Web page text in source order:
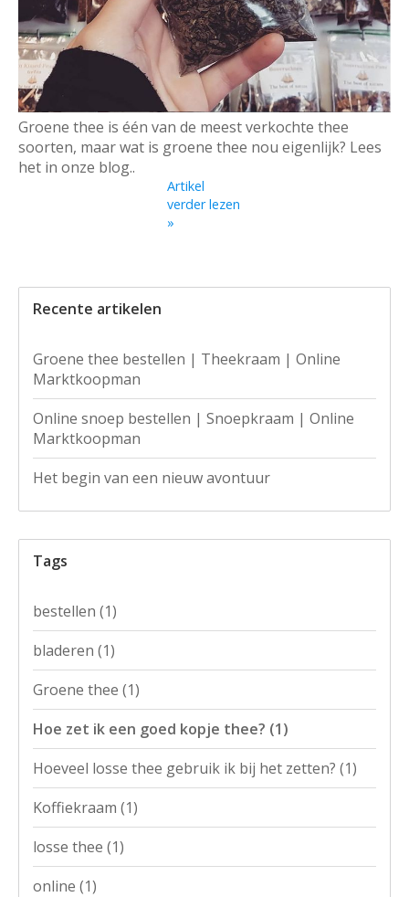
Groene thee is één van de meest verkochte thee
soorten, maar wat is groene thee nou eigenlijk? Lees
het in onze blog..
Artikel
verder lezen
»
Recente artikelen
Groene thee bestellen | Theekraam | Online
Marktkoopman
Online snoep bestellen | Snoepkraam | Online
Marktkoopman
Het begin van een nieuw avontuur
Tags
bestellen (1)
bladeren (1)
Groene thee (1)
Hoe zet ik een goed kopje thee? (1)
Hoeveel losse thee gebruik ik bij het zetten? (1)
Koffiekraam (1)
losse thee (1)
online (1)